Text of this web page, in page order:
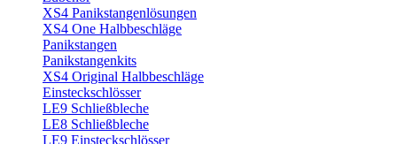
XS4 Panikstangenlösungen
XS4 One Halbbeschläge
Panikstangen
Panikstangenkits
XS4 Original Halbbeschläge
Einsteckschlösser
LE9 Schließbleche
LE8 Schließbleche
LE9 Einsteckschlösser